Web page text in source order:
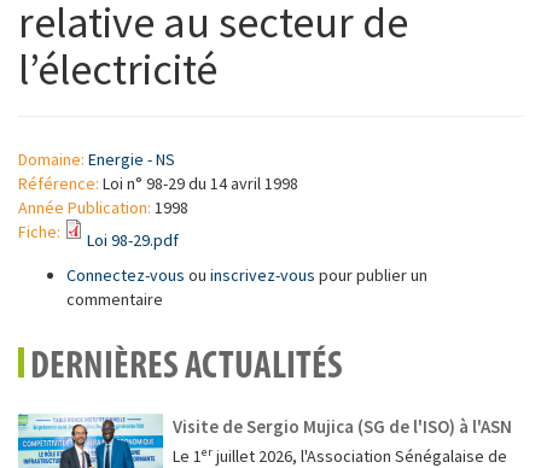
relative au secteur de
l’électricité
Domaine: Energie - NS
Référence: Loi n° 98-29 du 14 avril 1998
Année Publication: 1998
Fiche:
Loi 98-29.pdf
Connectez-vous ou inscrivez-vous pour publier un
commentaire
DERNIÈRES ACTUALITÉS
Visite de Sergio Mujica (SG de l'ISO) à l'ASN
Le 1ᵉʳ juillet 2026, l'Association Sénégalaise de